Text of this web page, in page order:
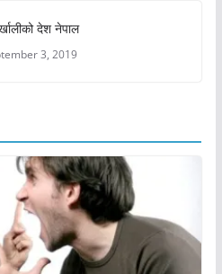
देश नेपाल
3, 2019